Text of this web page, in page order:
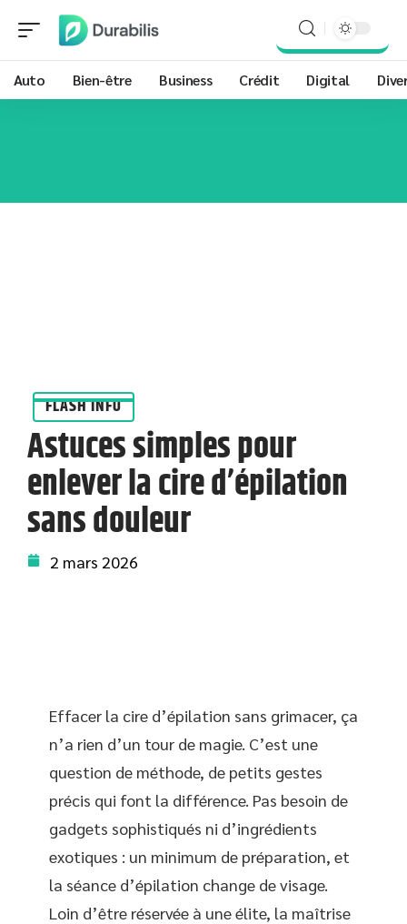
Auto Bien-être Business Crédit Digital
FLASH INFO
Astuces simples pour
enlever la cire d’épilation
sans douleur
2 mars 2026
Effacer la cire d’épilation sans grimacer, ça
n’a rien d’un tour de magie. C’est une
question de méthode, de petits gestes
précis qui font la différence. Pas besoin de
gadgets sophistiqués ni d’ingrédients
exotiques : un minimum de préparation, et
la séance d’épilation change de visage.
Loin d’être réservée à une élite, la maîtrise